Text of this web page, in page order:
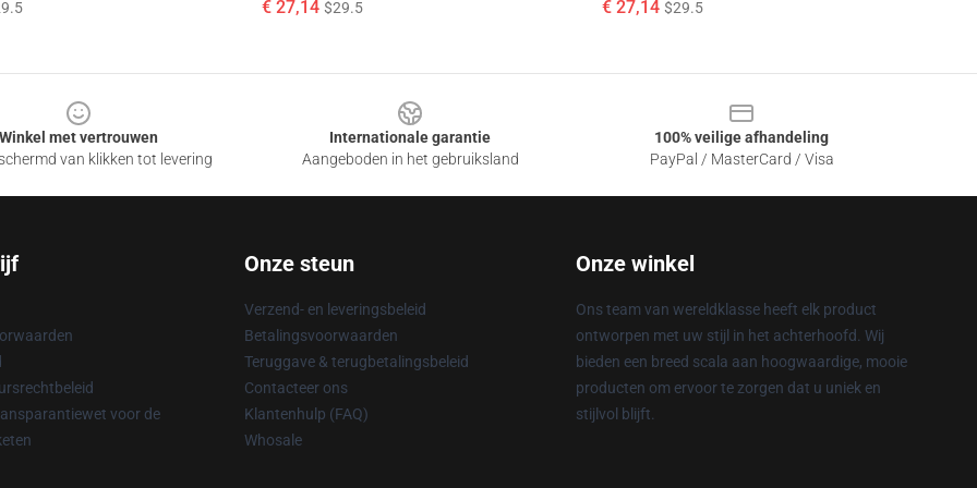
€ 27,14 $29.5 € 27,14 $29.5
Winkel met vertrouwen
van klikken tot levering
Internationale garantie
Aangeboden in het gebruiksland
100% veilige afhandeling
PayPal / MasterCard / Visa
voor de
Onze steun
Verzend- en leveringsbeleid
Betalingsvoorwaarden
Teruggave & terugbetalingsbeleid
Contacteer ons
Klantenhulp (FAQ)
Whosale
Onze winkel
Ons team van wereldklasse heeft elk product
ontworpen met uw stijl in het achterhoofd. Wij
bieden een breed scala aan hoogwaardige, mooie
producten om ervoor te zorgen dat u uniek en
stijlvol blijft.